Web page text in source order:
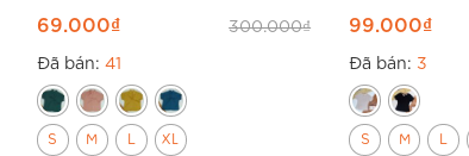
69.000₫ 300.000₫
Đã bán: 41
S M L XL
99.000₫
Đã bán: 3
S M L